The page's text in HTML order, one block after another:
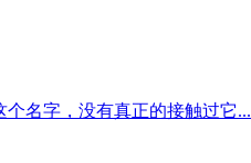
名字，没有真正的接触过它...